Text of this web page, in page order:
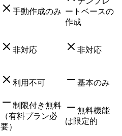
手動作成のみ ートベースの
作成
非対応 非対応
利用不可 基本のみ
制限付き無料
（有料プラン必
要）
無料機能
は限定的